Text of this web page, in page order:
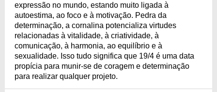
expressão no mundo, estando muito ligada à
autoestima, ao foco e à motivação. Pedra da
determinação, a cornalina potencializa virtudes
relacionadas à vitalidade, à criatividade, à
comunicação, à harmonia, ao equilíbrio e à
sexualidade. Isso tudo significa que 19/4 é uma data
propícia para munir-se de coragem e determinação
para realizar qualquer projeto.